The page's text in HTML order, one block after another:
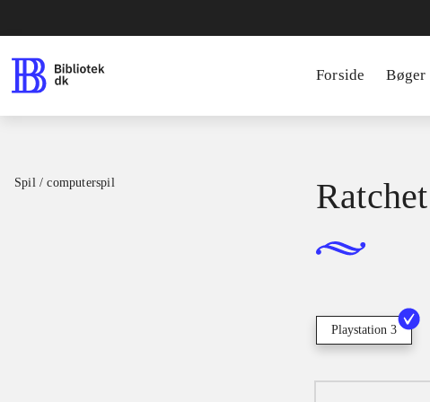
Forside Bøger
Spil / computerspil
Playstation 3